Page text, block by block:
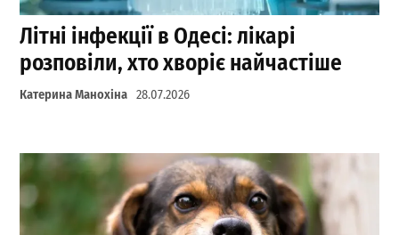
Літні інфекції в Одесі: лікарі
розповіли, хто хворіє найчастіше
Катерина Манохіна 28.07.2026